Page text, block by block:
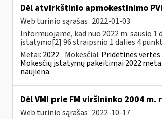
Dėl atvirkštinio apmokestinimo
Web turinio sąrašas 2022-01-03
Informuojame, kad nuo 2022 m. sausio
įstatymo[2] 96 straipsnio 1 dalies 4
Metai: 2022 Mokesčiai: Pridėtinės
Mokesčių įstatymų pakeitimai 2022
naujiena
Dėl VMI prie FM viršininko 2004 m.
Web turinio sąrašas 2022-10-17